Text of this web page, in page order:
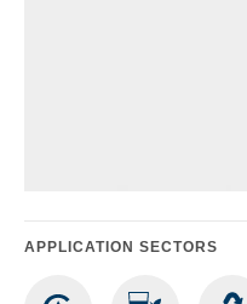
APPLICATION SECTORS